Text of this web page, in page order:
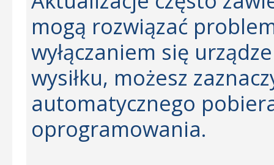
mogą rozwiązać
wyłączaniem się
wysiłku, możesz
automatycznego
oprogramowania.